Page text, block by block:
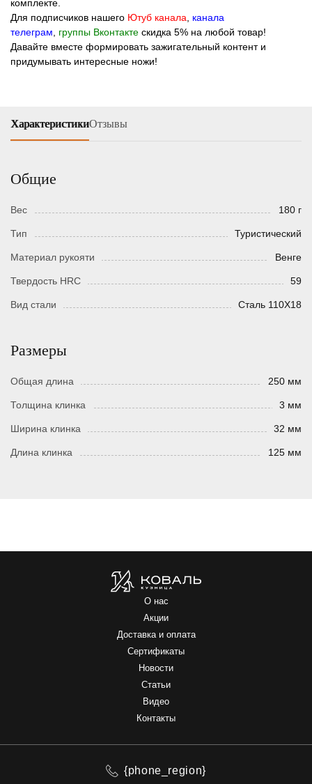
комплекте.
Для подписчиков нашего Ютуб канала
канала
телеграм
группы Вконтакте скидка 5% на любой товар!
Давайте вместе формировать зажигательный контент и
придумывать интересные ножи!
ХарактеристикиОтзывы
Общие
Вес 180 г
Тип Туристический
Материал рукояти Венге
Твердость HRC 59
Вид стали Сталь 110Х18
Размеры
Общая длина 250 мм
Толщина клинка 3 мм
Ширина клинка 32 мм
Длина клинка 125 мм
О нас
Акции
Доставка и оплата
Сертификаты
Новости
Статьи
Видео
Контакты
{phone_region}